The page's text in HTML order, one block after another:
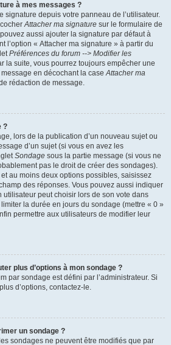
à mes messages ?
signature depuis votre panneau de l’utilisateur.
cocherAttacher ma signature sur le formulaire de
aussi ajouter la signature par défaut à
l’option « Attacher ma signature » à partir du
Préférences du forum --> Modifier les
la suite, vous pourrez toujours empêcher une
en décochant la caseAttacher ma
rédaction de message.
?
lors de la publication d’un nouveau sujet ou
d’un sujet (si vous en avez les
Sondage sous la partie message (si vous ne
pas le droit de créer des sondages).
au moins deux options possibles, saisissez
des réponses. Vous pouvez aussi indiquer
utilisateur peut choisir lors de son vote dans
la durée en jours du sondage (mettre « 0 »
permettre aux utilisateurs de modifier leur
plus d’options à mon sondage ?
par sondage est défini par l’administrateur. Si
d’options, contactez-le.
un sondage ?
sondages ne peuvent être modifiés que par